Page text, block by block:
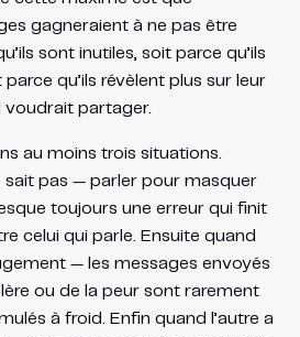
gagneraient à ne pas être
sont inutiles, soit parce qu’ils
qu’ils révèlent plus sur leur
voudrait partager.
au moins trois situations.
sait pas — parler pour masquer
toujours une erreur qui finit
celui qui parle. Ensuite quand
— les messages envoyés
ou de la peur sont rarement
à froid. Enfin quand l’autre a